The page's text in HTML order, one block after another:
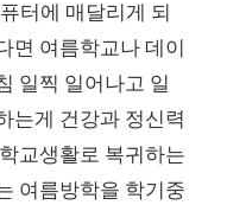
터에 매달리게 되
면 여름학교나 데이
일찍 일어나고 일
는게 건강과 정신력
교생활로 복귀하는
여름방학을 학기중